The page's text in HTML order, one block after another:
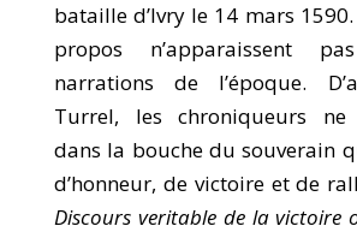
bataille d’Ivry le 14 mars
propos n’apparaissent
narrations de l’époque.
Turrel, les chroniqueurs ne
dans la bouche du souverain
d’honneur, de victoire et de
Discours veritable de la victoire